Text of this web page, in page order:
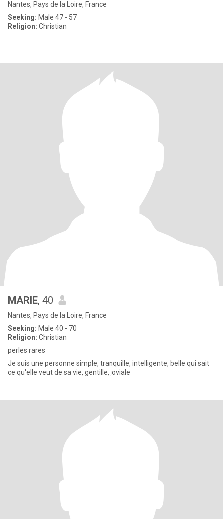
Nantes, Pays de la Loire, France
Seeking: Male 47 - 57
Religion: Christian
MARIE, 40
Nantes, Pays de la Loire, France
Seeking: Male 40 - 70
Religion: Christian
perles rares
Je suis une personne simple, tranquille, intelligente, belle qui sait
ce qu'elle veut de sa vie, gentille, joviale